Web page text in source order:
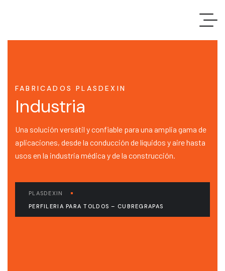
FABRICADOS PLASDEXIN
Industria
Una solución versátil y confiable para una amplia gama de
aplicaciones, desde la conducción de líquidos y aire hasta
usos en la industria médica y de la construcción.
PLASDEXIN
PERFILERIA PARA TOLDOS – CUBREGRAPAS